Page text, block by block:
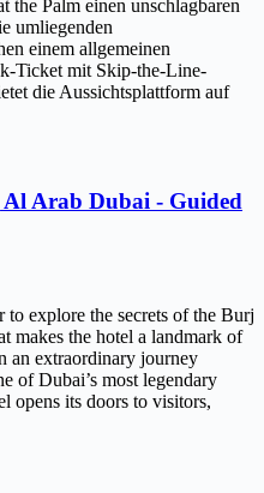
Palm einen unschlagbaren
umliegenden
einem allgemeinen
Ticket mit Skip-the-Line-
die Aussichtsplattform auf
Arab Dubai - Guided
explore the secrets of the Burj
makes the hotel a landmark of
an extraordinary journey
of Dubai’s most legendary
opens its doors to visitors,